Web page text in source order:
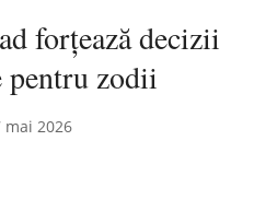
forțează decizii
pentru zodii
mai 2026